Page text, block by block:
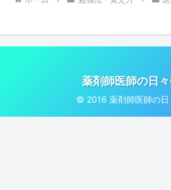
薬剤師医師の日
© 2016 薬剤師医師の日